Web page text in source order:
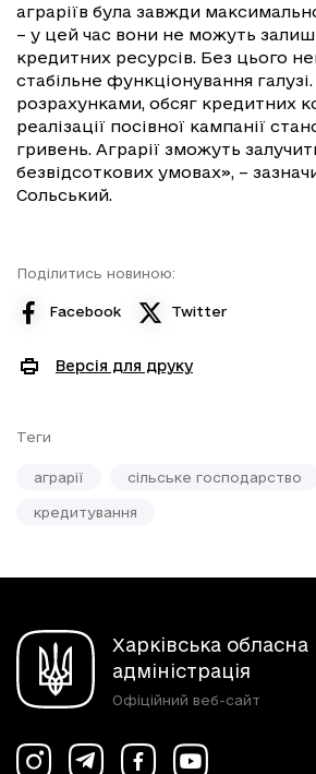
аграріїв була завжди
– у цей час вони не можуть
кредитних ресурсів. Без цього
стабільне функціонування
розрахунками, обсяг кредитних
реалізації посівної кампанії
гривень. Аграрії зможуть
безвідсоткових умовах», –
Сольський.
Поділитись новиною:
Facebook Twitter
Версія для друку
Теги
аграрії сільське господарство
кредитування
Харківська обласна
адміністрація
Офіційний веб-сайт